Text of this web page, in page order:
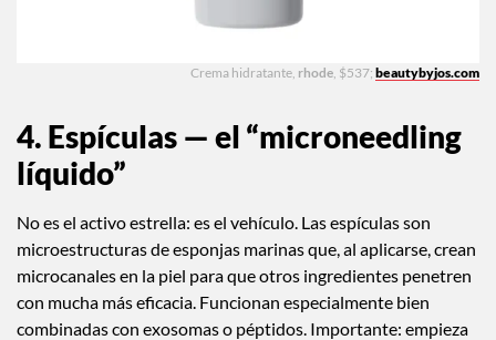
Crema hidratante, rhode , $537; beautybyjos.com
4. Espículas — el “microneedling
líquido”
No es el activo estrella: es el vehículo. Las espículas son
microestructuras de esponjas marinas que, al aplicarse, crean
microcanales en la piel para que otros ingredientes penetren
con mucha más eficacia. Funcionan especialmente bien
combinadas con exosomas o péptidos. Importante: empieza